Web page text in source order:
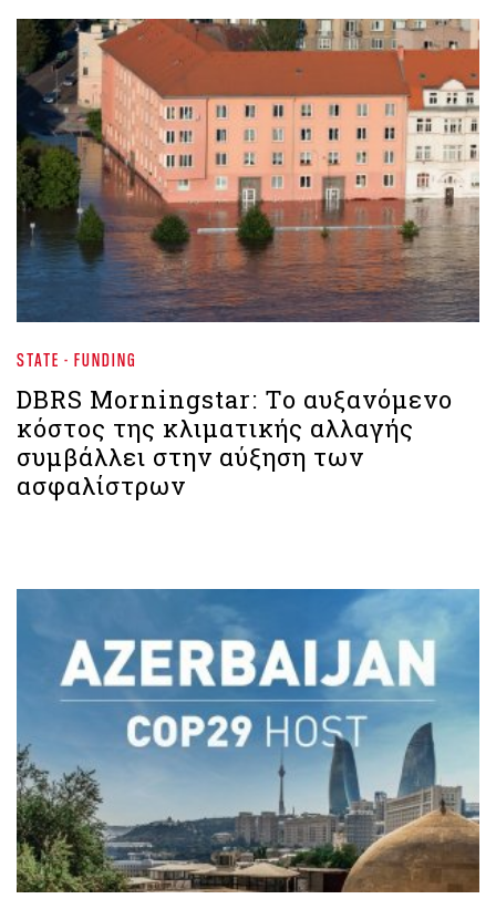
STATE - FUNDING
DBRS Morningstar: Το αυξανόμενο
κόστος της κλιματικής αλλαγής
συμβάλλει στην αύξηση των
ασφαλίστρων